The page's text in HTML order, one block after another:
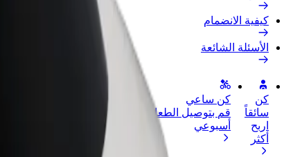
كيفية الانضمام
الأسئلة الشائعة
كن
سائقاً
اربح
أكثر
كن ساعي
قم بتوصيل الطعام واحصل على أجر
أسبوعي